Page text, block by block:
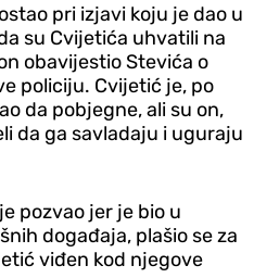
pri izjavi koju je dao u
su Cvijetića uhvatili na
obavijestio Stevića o
policiju. Cvijetić je, po
da pobjegne, ali su on,
da ga savladaju i uguraju
pozvao jer je bio u
događaja, plašio se za
viđen kod njegove